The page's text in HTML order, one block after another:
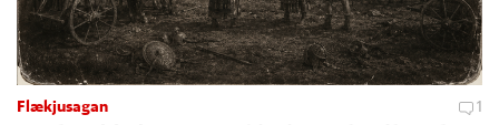
Flækjusagan 1